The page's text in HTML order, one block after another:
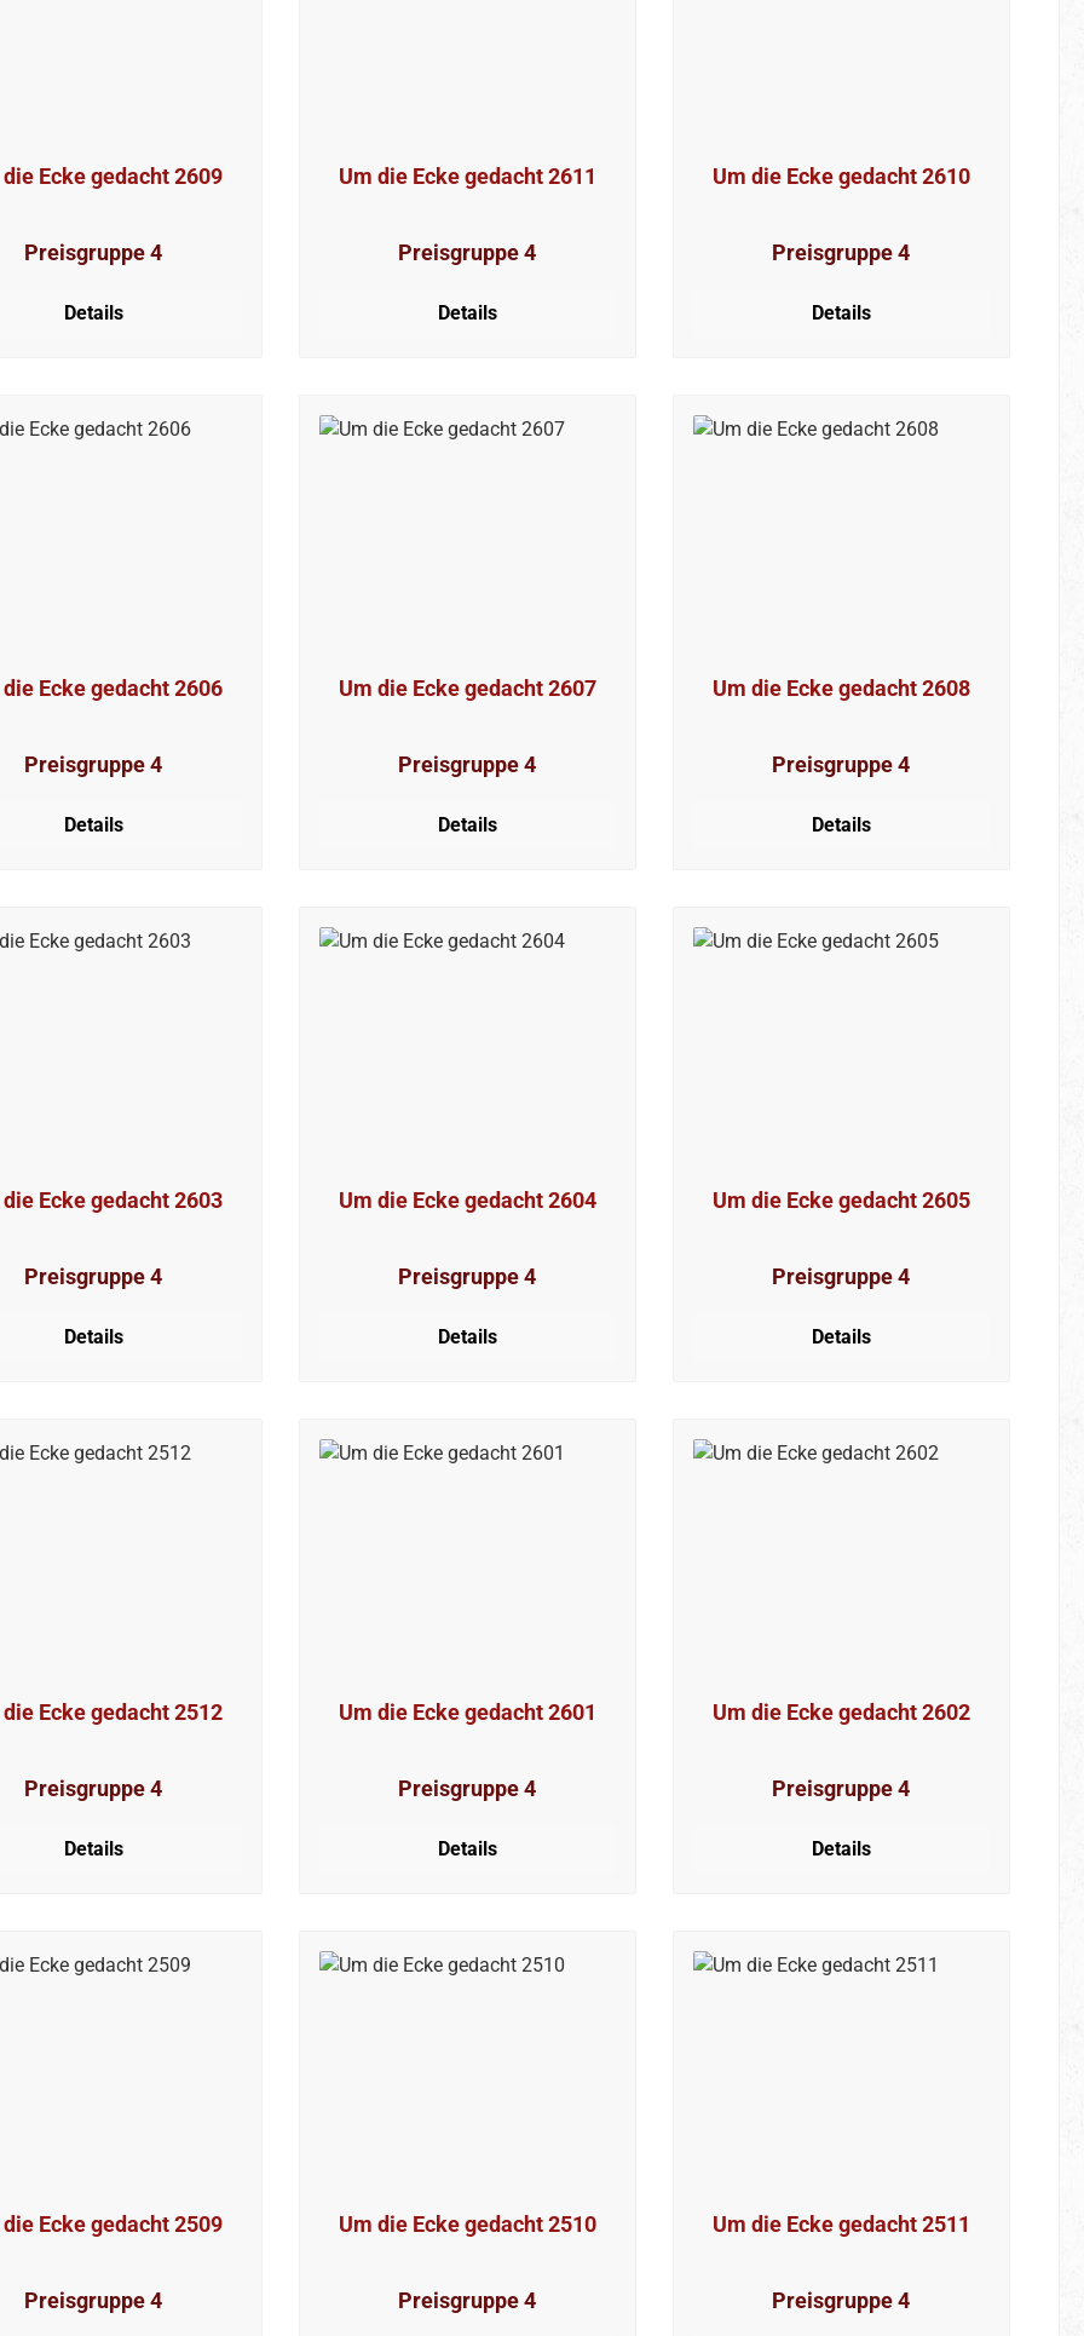
Ecke gedacht 2609
Preisgruppe 4
Details
Um die Ecke gedacht 2611
Preisgruppe 4
Details
Um die Ecke gedacht 2610
Preisgruppe 4
Details
Ecke gedacht 2606
Preisgruppe 4
Details
Um die Ecke gedacht 2607
Preisgruppe 4
Details
Um die Ecke gedacht 2608
Preisgruppe 4
Details
Ecke gedacht 2603
Preisgruppe 4
Details
Um die Ecke gedacht 2604
Preisgruppe 4
Details
Um die Ecke gedacht 2605
Preisgruppe 4
Details
Ecke gedacht 2512
Preisgruppe 4
Details
Um die Ecke gedacht 2601
Preisgruppe 4
Details
Um die Ecke gedacht 2602
Preisgruppe 4
Details
Ecke gedacht 2509
Preisgruppe 4
Um die Ecke gedacht 2510
Preisgruppe 4
Um die Ecke gedacht 2511
Preisgruppe 4